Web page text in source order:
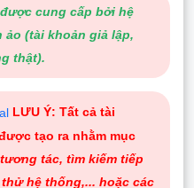
cung cấp bởi hệ
(tài khoản giả lập,
thật).
LƯU Ý: Tất cả tài
tạo ra nhằm mục
tác, tìm kiếm tiếp
hệ thống,... hoặc các